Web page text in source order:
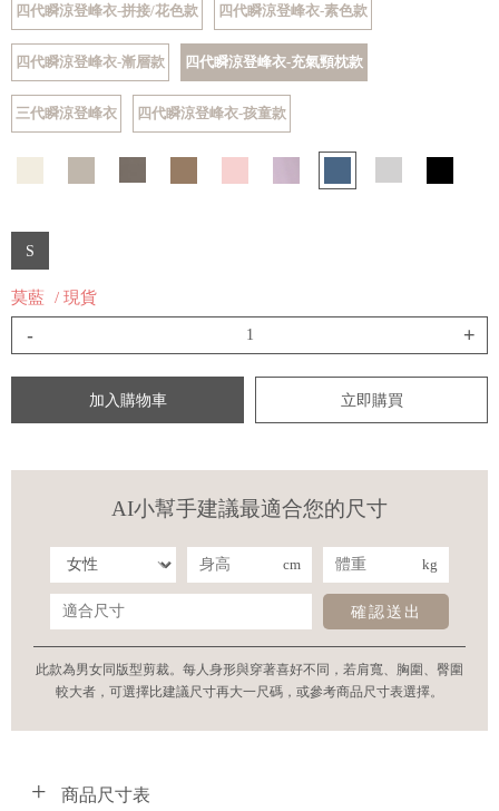
四代瞬涼登峰衣-拼接/花色款 四代瞬涼登峰衣-素色款
四代瞬涼登峰衣-漸層款 四代瞬涼登峰衣-充氣頸枕款
三代瞬涼登峰衣 四代瞬涼登峰衣-孩童款
S
莫藍 / 現貨
- +
加入購物車 立即購買
AI小幫手建議最適合您的尺寸
cm kg
確認送出
此款為男女同版型剪裁。每人身形與穿著喜好不同，若肩寬、胸圍、臀圍
較大者，可選擇比建議尺寸再大一尺碼，或參考商品尺寸表選擇。
商品尺寸表